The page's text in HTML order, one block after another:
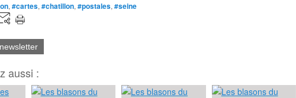
, #cartes, #chatillon, #postales, #seine
aussi :